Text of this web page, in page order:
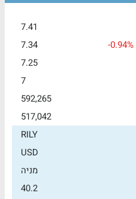
7.41
-0.94%
7.34
7.25
7
592,265
517,042
RILY
USD
מניה
40.2